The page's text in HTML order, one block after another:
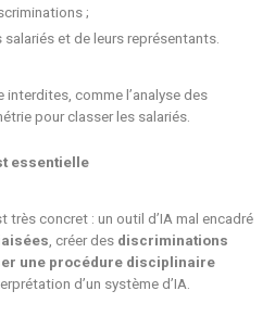
;
et de leurs représentants.
comme l’analyse des
pour classer les salariés.
essentielle
très concret : un outil d’IA mal encadré
, créer des discriminations
une procédure disciplinaire
d’un système d’IA.